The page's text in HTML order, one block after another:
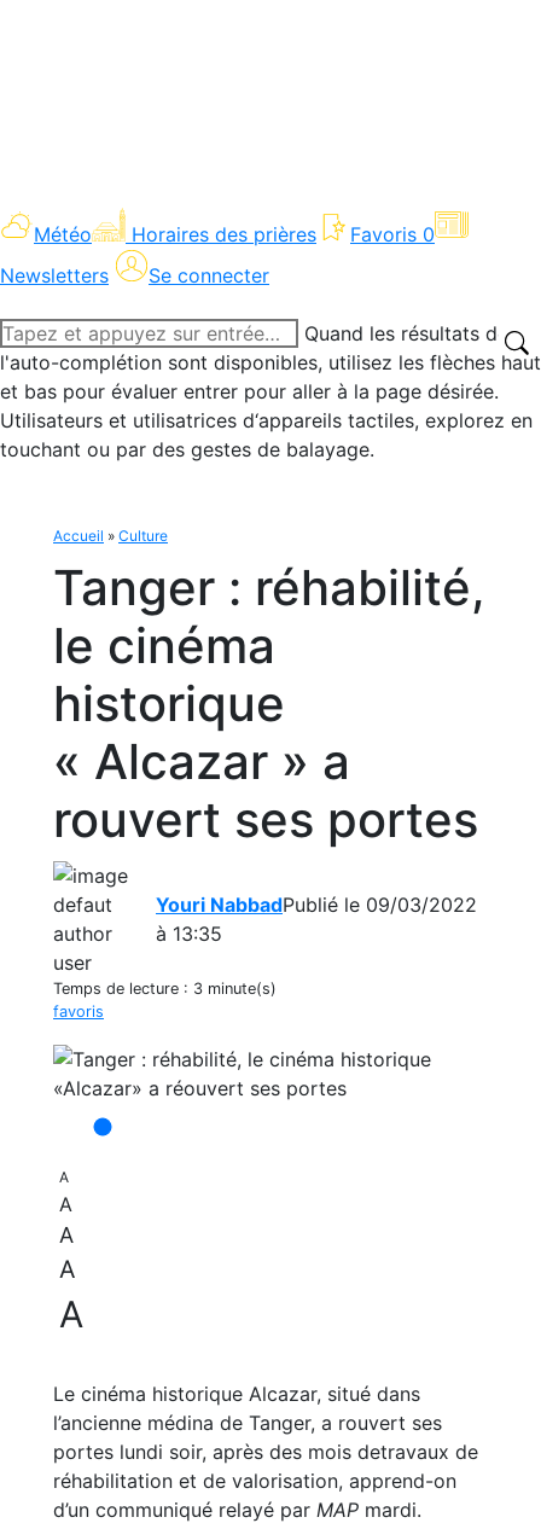
Météo Horaires des prières Favoris 0
Newsletters
Se connecter
Recherche
:
Quand les résultats de
l'auto-complétion sont disponibles, utilisez les flèches haut
et bas pour évaluer entrer pour aller à la page désirée.
Utilisateurs et utilisatrices d‘appareils tactiles, explorez en
touchant ou par des gestes de balayage.
Accueil » Culture
Tanger : réhabilité,
le cinéma
historique
« Alcazar » a
rouvert ses portes
Youri NabbadPublié le 09/03/2022
à 13:35
Temps de lecture : 3 minute(s)
favoris
A
A
A
A
A
Le cinéma historique Alcazar, situé dans
l’ancienne médina de Tanger, a rouvert ses
portes lundi soir, après des mois detravaux de
réhabilitation et de valorisation, apprend-on
d’un communiqué relayé par MAP mardi.